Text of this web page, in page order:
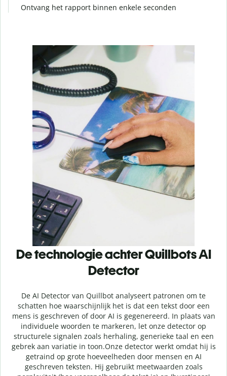
Ontvang het rapport binnen enkele seconden
De technologie achter Quillbots AI
Detector
De AI Detector van Quillbot analyseert patronen om te
schatten hoe waarschijnlijk het is dat een tekst door een
mens is geschreven of door AI is gegenereerd. In plaats van
individuele woorden te markeren, let onze detector op
structurele signalen zoals herhaling, generieke taal en een
gebrek aan variatie in toon.Onze detector werkt omdat hij is
getraind op grote hoeveelheden door mensen en AI
geschreven teksten. Hij gebruikt meetwaarden zoals